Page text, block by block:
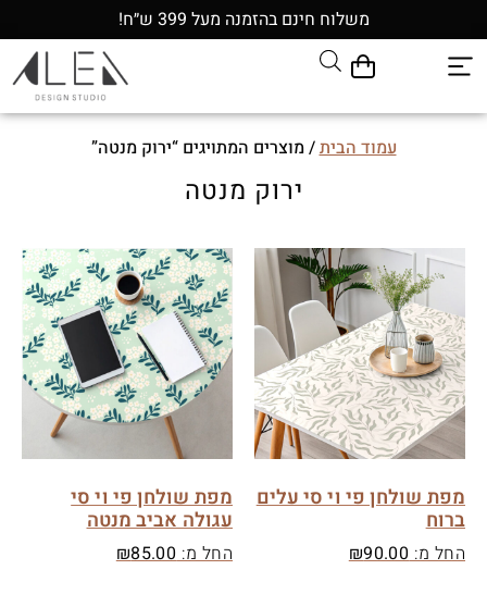
משלוח חינם בהזמנה מעל 399 ש״ח!
עמוד הבית/ מוצרים המתויגים “ירוק מנטה”
ירוק מנטה
מפת שולחן פי וי סי עלים
ברוח
החל מ: ₪90.00
מפת שולחן פי וי סי
עגולה אביב מנטה
החל מ: ₪85.00